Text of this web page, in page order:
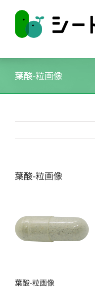
content
葉酸-粒画像
葉酸-粒画像
葉酸-粒画像